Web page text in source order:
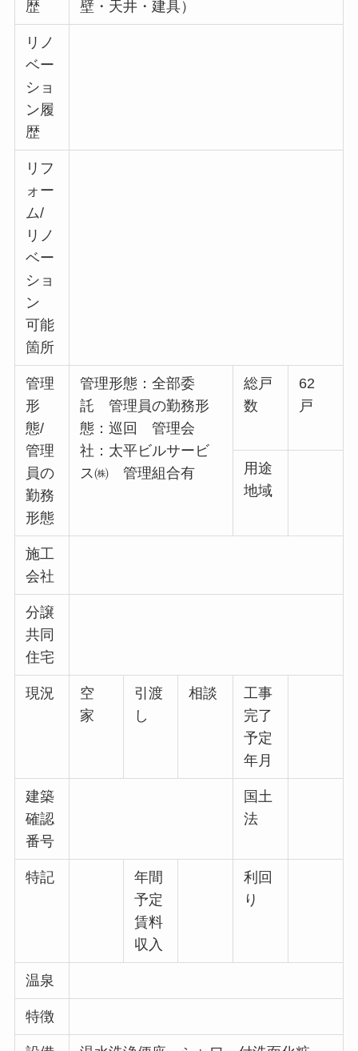
歴 壁・天井・建具）
リノ
ベー
ショ
ン履
歴
リフ
ォー
ム/
リノ
ベー
ショ
ン
可能
箇所
管理
形
態/
管理
員の
勤務
形態
管理形態：全部委
託 管理員の勤務形
態：巡回 管理会
社：太平ビルサービ
ス㈱ 管理組合有
総戸
数
62
戸
用途
地域
施工
会社
分譲
共同
住宅
現況
空
家
引渡
し
相談
工事
完了
予定
年月
建築
確認
番号
国土
法
特記
年間
予定
賃料
収入
利回
り
温泉
特徴